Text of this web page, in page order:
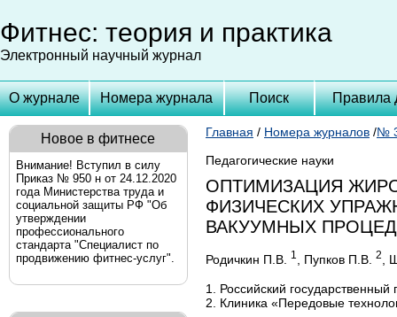
Фитнес: теория и практика
Электронный научный журнал
О журнале Номера журнала Поиск Правила
Новое в фитнесе
Внимание! Вступил в силу
Приказ № 950 н от 24.12.2020
года Министерства труда и
социальной защиты РФ "Об
утверждении
профессионального
стандарта "Специалист по
продвижению фитнес-услуг".
Главная / Номера журналов /№
Педагогические науки
ОПТИМИЗАЦИЯ
ФИЗИЧЕСКИХ
ВАКУУМНЫХ
Родичкин П.В. 1 , Пупков П.В. 2 ,
1. Российский
2. Клиника «Передовые